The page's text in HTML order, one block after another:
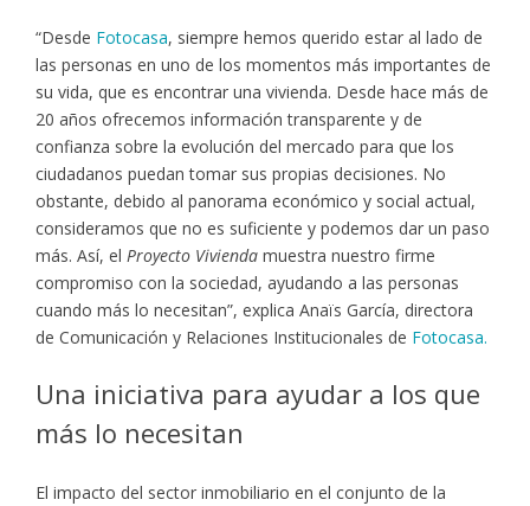
“Desde Fotocasa, siempre hemos querido estar al lado de
las personas en uno de los momentos más importantes de
su vida, que es encontrar una vivienda. Desde hace más de
20 años ofrecemos información transparente y de
confianza sobre la evolución del mercado para que los
ciudadanos puedan tomar sus propias decisiones. No
obstante, debido al panorama económico y social actual,
consideramos que no es suficiente y podemos dar un paso
más. Así, el Proyecto Viviendamuestra nuestro firme
compromiso con la sociedad, ayudando a las personas
cuando más lo necesitan”, explica Anaïs García, directora
de Comunicación y Relaciones Institucionales de Fotocasa.
Una iniciativa para ayudar a los que
más lo necesitan
El impacto del sector inmobiliario en el conjunto de la